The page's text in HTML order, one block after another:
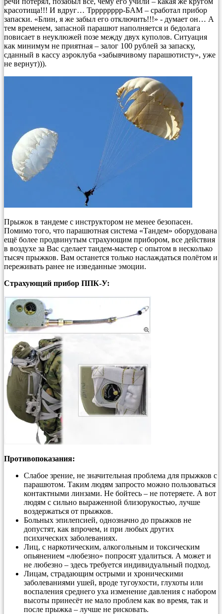
красотища!!! И вдруг… Трррррррр-БАМ – сработал прибор
запаски. «Блин, я же забыл его отключить!!!» - думает он… А
тем временем, запасной парашют наполняется и бедолага
повисает в неуклюжей позе между двух куполов. Ситуация
как минимум не приятная – залог 100 рублей за запаску,
сданный в кассу аэроклуба «забывчивому парашютисту», уже
не вернут))).
Прыжок в тандеме с инструктором не менее безопасен.
Помимо того, что парашютная система «Тандем» оборудована
ещё более продвинутым страхующим прибором, все действия
в воздухе за Вас сделает тандем-мастер с опытом в несколько
тысяч прыжков. Вам останется только наслаждаться полётом и
переживать ранее не изведанные эмоции.
Страхующий прибор ППК-У:
Противопоказания:
Слабое зрение, не значительная проблема для прыжков с
парашютом. Таким людям запросто можно пользоваться
контактными линзами. Не бойтесь – не потеряете. А вот
людям с сильно выраженной близорукостью, лучше
воздержаться от прыжков.
Больных эпилепсией, однозначно до прыжков не
допустят, как впрочем, и при любых других
психических заболеваниях.
Лиц, с наркотическим, алкогольным и токсическим
опьянением «любезно» попросят удалиться. А может и
не любезно – здесь требуется индивидуальный подход.
Лицам, страдающим острыми и хроническими
заболеваниями ушей, вроде тугоухости, глухоты или
воспаления среднего уха изменение давления с набором
высоты принесёт не мало проблем как во время, так и
после прыжка – лучше не рисковать.